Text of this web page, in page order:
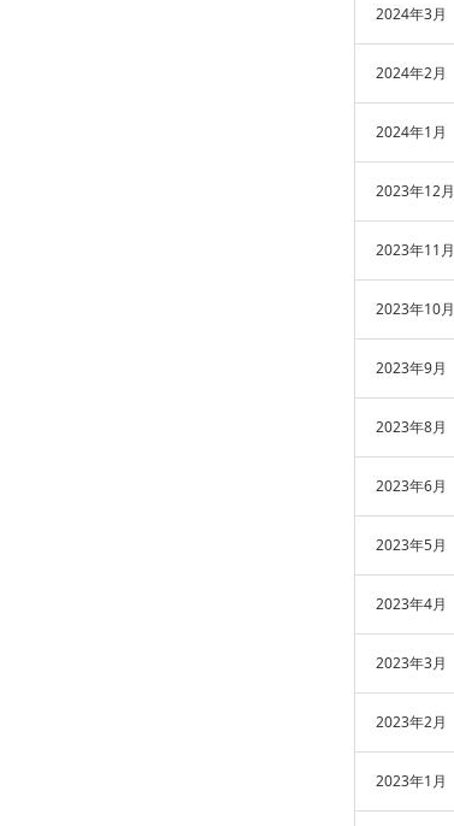
2024年3月
2024年2月
2024年1月
2023年12月
2023年11月
2023年10月
2023年9月
2023年8月
2023年6月
2023年5月
2023年4月
2023年3月
2023年2月
2023年1月